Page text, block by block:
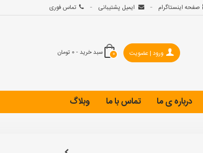
صفحه اینستاگرام ایمیل پشتیبانی تماس فوری
0 سبد خرید - 0 تومان ورود | عضویت
درباره ی ما تماس با ما وبلاگ